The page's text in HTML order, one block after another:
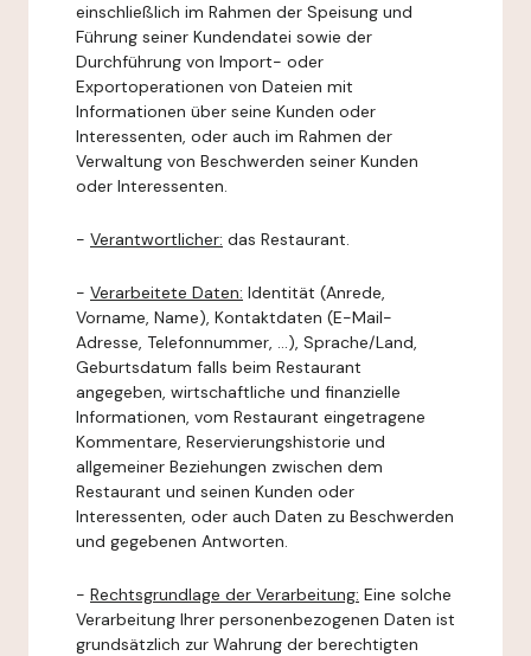
einschließlich im Rahmen der Speisung und
Führung seiner Kundendatei sowie der
Durchführung von Import- oder
Exportoperationen von Dateien mit
Informationen über seine Kunden oder
Interessenten, oder auch im Rahmen der
Verwaltung von Beschwerden seiner Kunden
oder Interessenten.
- Verantwortlicher: das Restaurant.
- Verarbeitete Daten: Identität (Anrede,
Vorname, Name), Kontaktdaten (E-Mail-
Adresse, Telefonnummer, ...), Sprache/Land,
Geburtsdatum falls beim Restaurant
angegeben, wirtschaftliche und finanzielle
Informationen, vom Restaurant eingetragene
Kommentare, Reservierungshistorie und
allgemeiner Beziehungen zwischen dem
Restaurant und seinen Kunden oder
Interessenten, oder auch Daten zu Beschwerden
und gegebenen Antworten.
- Rechtsgrundlage der Verarbeitung: Eine solche
Verarbeitung Ihrer personenbezogenen Daten ist
grundsätzlich zur Wahrung der berechtigten